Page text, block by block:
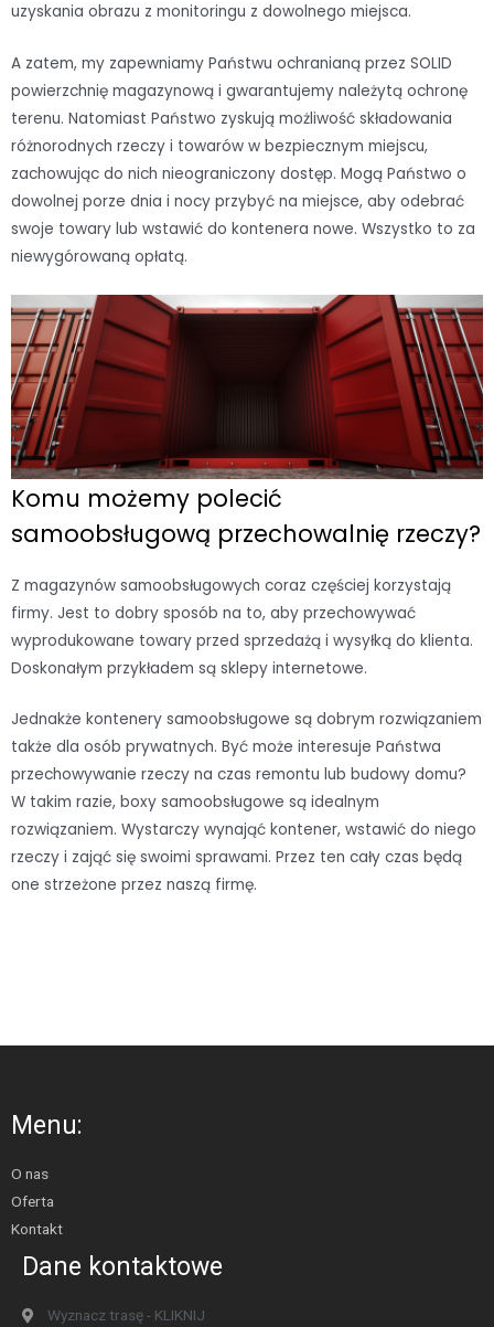
uzyskania obrazu z monitoringu z dowolnego miejsca.
A zatem, my zapewniamy Państwu ochranianą przez SOLID
powierzchnię magazynową i gwarantujemy należytą ochronę
terenu. Natomiast Państwo zyskują możliwość składowania
różnorodnych rzeczy i towarów w bezpiecznym miejscu,
zachowując do nich nieograniczony dostęp. Mogą Państwo o
dowolnej porze dnia i nocy przybyć na miejsce, aby odebrać
swoje towary lub wstawić do kontenera nowe. Wszystko to za
niewygórowaną opłatą.
Komu możemy polecić
samoobsługową przechowalnię rzeczy?
Z magazynów samoobsługowych coraz częściej korzystają
firmy. Jest to dobry sposób na to, aby przechowywać
wyprodukowane towary przed sprzedażą i wysyłką do klienta.
Doskonałym przykładem są sklepy internetowe.
Jednakże kontenery samoobsługowe są dobrym rozwiązaniem
także dla osób prywatnych. Być może interesuje Państwa
przechowywanie rzeczy na czas remontu lub budowy domu?
W takim razie, boxy samoobsługowe są idealnym
rozwiązaniem. Wystarczy wynająć kontener, wstawić do niego
rzeczy i zająć się swoimi sprawami. Przez ten cały czas będą
one strzeżone przez naszą firmę.
Menu:
O nas
Oferta
Kontakt
Dane kontaktowe
Wyznacz trasę - KLIKNIJ